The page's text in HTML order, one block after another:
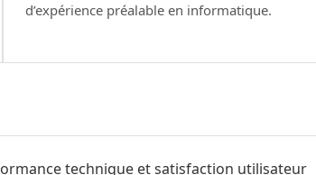
d’expérience préalable en informatique.
technique et satisfaction utilisateur